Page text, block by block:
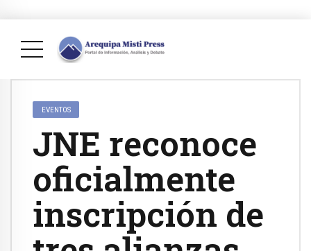
EVENTOS
JNE reconoce
oficialmente
inscripción de